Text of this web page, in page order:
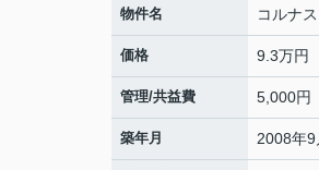
物件名 コルナ
価格 9.3万円
管理/共益費 5,000円
築年月 2008年9